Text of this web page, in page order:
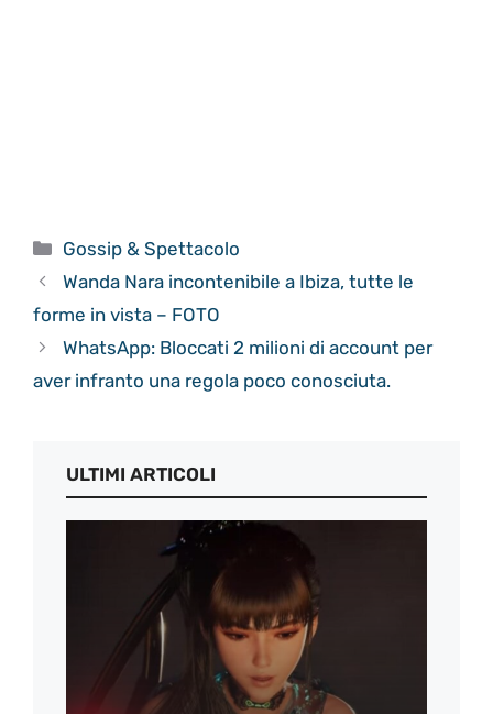
Categorie
Gossip & Spettacolo
Wanda Nara incontenibile a Ibiza, tutte le
forme in vista – FOTO
WhatsApp: Bloccati 2 milioni di account per
aver infranto una regola poco conosciuta.
ULTIMI ARTICOLI